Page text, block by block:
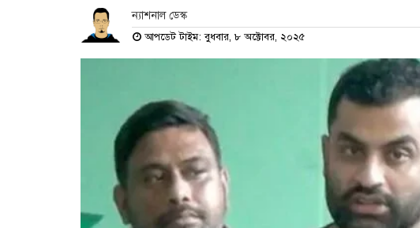
ন্যাশনাল ডেস্ক
আপডেট টাইম: বুধবার, ৮ অক্টোবর, ২০২৫